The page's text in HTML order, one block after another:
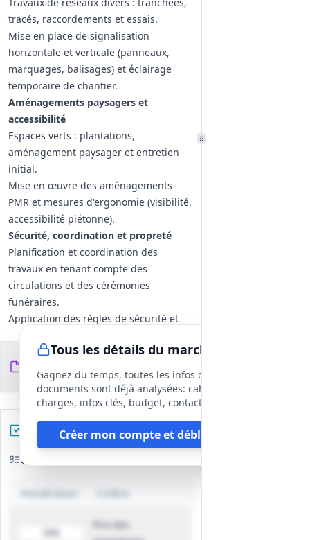
tracés, raccordements et essais.
Mise en place de signalisation
horizontale et verticale (panneaux,
marquages, balisages) et éclairage
temporaire de chantier.
Aménagements paysagers et
accessibilité
Espaces verts : plantations,
aménagement paysager et entretien
initial.
Mise en œuvre des aménagements
PMR et mesures d'ergonomie (visibilité,
accessibilité piétonne).
Sécurité, coordination et propreté
Planification et coordination des
travaux en tenant compte des
circulations et des cérémonies
funéraires.
Application des règles de sécurité et
pour riverains et véhicules de secours,
gestion de la propreté des voies et
remise en état si nécessaire.
Gestion des matériaux et contrôles
qualité
Fourniture de matériaux conformes
aux prescriptions techniques,
présentation de justificatifs en cas
vérifications, essais et épreuves
Conservation et prise en charge des
Tous les détails du marché
Gagnez du temps, toutes les infos des
documents sont déjà analysées: cahier des
charges, infos clés, budget, contact, etc
Créer mon compte et débloquer
Documents du
DCE
fichiers
Préparez votre réponse
Critères d'évaluation
Prix des